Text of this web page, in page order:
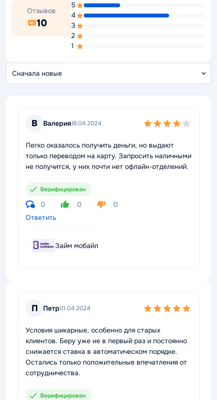
Отзывов
10
5
4
3
2
1
В Валерия18.04.2024
Легко оказалось получить деньги, но выдают
только переводом на карту. Запросить наличными
не получится, у них почти нет офлайн-отделений.
Верифицирован
0 0
0
Ответить
Займ мобайл
П Петр01.04.2024
Условия шикарные, особенно для старых
клиентов. Беру уже не в первый раз и постоянно
снижается ставка в автоматическом порядке.
Остались только положительные впечатления от
сотрудничества.
Верифицирован